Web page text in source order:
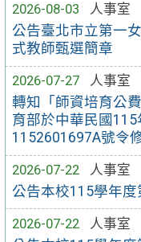
2026-08-03
人事室
公告臺北市立第一
式教師甄選簡章
2026-07-27
人事室
轉知「師資培育公
育部於中華民國
1152601697A號令
2026-07-22
人事室
公告本校115學年
2026-07-22
人事室